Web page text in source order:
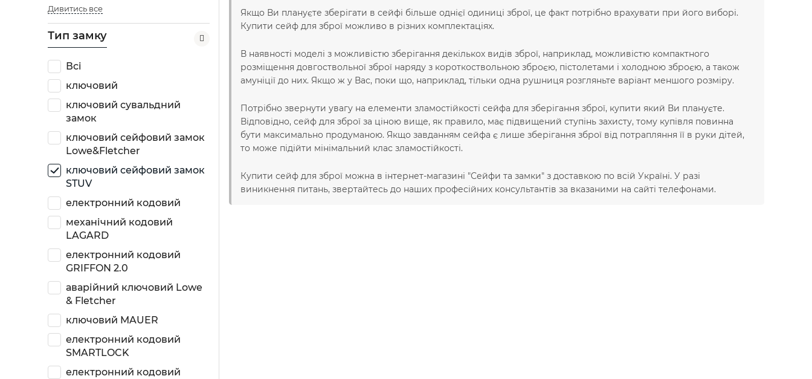
Дивитись все
Тип замку
Всі
ключовий
ключовий сувальдний
замок
ключовий сейфовий замок
Lowe&Fletcher
ключовий сейфовий замок
STUV
електронний кодовий
механічний кодовий
LAGARD
електронний кодовий
GRIFFON 2.0
аварійний ключовий Lowe
& Fletcher
ключовий MAUER
електронний кодовий
SMARTLOCK
електронний кодовий
Якщо Ви плануєте зберігати в сейфі більше однієї одиниці зброї, це факт потрібно врахувати при його виборі.
Купити сейф для зброї можливо в різних комплектаціях.
В наявності моделі з можливістю зберігання декількох видів зброї, наприклад, можливістю компактного
розміщення довгоствольної зброї наряду з короткоствольною зброєю, пістолетами і холодною зброєю, а також
амуніції до них. Якщо ж у Вас, поки що, наприклад, тільки одна рушниця розгляньте варіант меншого розміру.
Потрібно звернути увагу на елементи зламостійкості сейфа для зберігання зброї, купити який Ви плануєте.
Відповідно, сейф для зброї за ціною вище, як правило, має підвищений ступінь захисту, тому купівля повинна
бути максимально продуманою. Якщо завданням сейфа є лише зберігання зброї від потрапляння її в руки дітей,
то може підійти мінімальний клас зламостійкості.
Купити сейф для зброї можна в інтернет-магазині "Сейфи та замки" з доставкою по всій Україні. У разі
виникнення питань, звертайтесь до наших професійних консультантів за вказаними на сайті телефонами.